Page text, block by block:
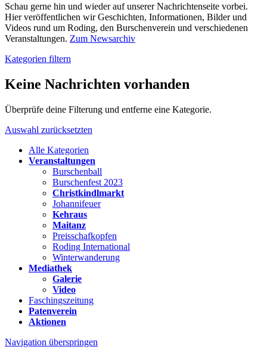
Schau gerne hin und wieder auf unserer Nachrichtenseite vorbei.
Hier veröffentlichen wir Geschichten, Informationen, Bilder und
Videos rund um Roding, den Burschenverein und verschiedenen
Veranstaltungen. Zum Newsarchiv
Kategorien filtern
Keine Nachrichten vorhanden
Überprüfe deine Filterung und entferne eine Kategorie.
Auswahl zurücksetzten
Alle Kategorien
Veranstaltungen
Burschenball
Burschenfest 2023
Christkindlmarkt
Johannifeuer
Kehraus
Maitanz
Preisschafkopfen
Roding International
Winterwanderung
Mediathek
Galerie
Video
Faschingszeitung
Patenverein
Aktionen
Navigation überspringen